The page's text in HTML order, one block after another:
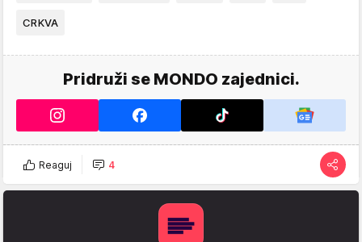
CRKVA
Pridruži se MONDO zajednici.
Reaguj 4